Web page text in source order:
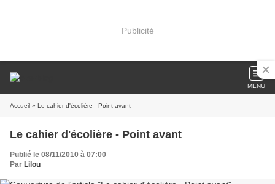
Publicité
MENU
Accueil » Le cahier d'écolière - Point avant
Le cahier d'écolière - Point avant
Publié le 08/11/2010 à 07:00
Par Lilou